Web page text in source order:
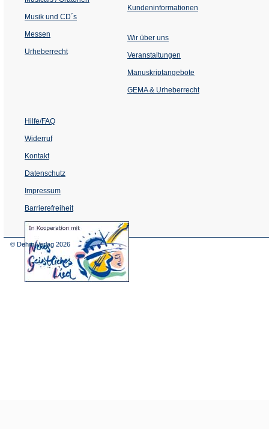
Musik und CD´s
Messen
Urheberrecht
Kundeninformationen
Wir über uns
Veranstaltungen
einem
Tab)
Manuskriptangebote
GEMA & Urheberrecht
Hilfe/FAQ
Widerruf
Kontakt
Datenschutz
Impressum
Barrierefreiheit
(Öffnet
in
© Dehm Verlag 2026